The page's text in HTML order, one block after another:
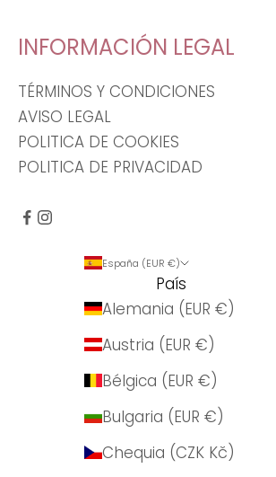
INFORMACIÓN LEGAL
TÉRMINOS Y CONDICIONES
AVISO LEGAL
POLITICA DE COOKIES
POLITICA DE PRIVACIDAD
España (EUR €)
País
Alemania (EUR €)
Austria (EUR €)
Bélgica (EUR €)
Bulgaria (EUR €)
Chequia (CZK Kč)